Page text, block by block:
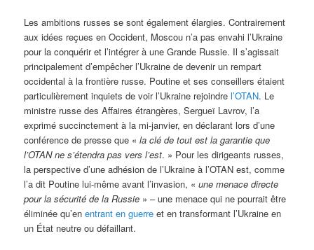
Les ambitions russes se sont également élargies. Contrairement
aux idées reçues en Occident, Moscou n’a pas envahi l’Ukraine
pour la conquérir et l’intégrer à une Grande Russie. Il s’agissait
principalement d’empêcher l’Ukraine de devenir un rempart
occidental à la frontière russe. Poutine et ses conseillers étaient
particulièrement inquiets de voir l’Ukraine rejoindrel’OTAN. Le
ministre russe des Affaires étrangères, Sergueï Lavrov, l’a
exprimé succinctement à la mi-janvier, en déclarant lors d’une
conférence de presse que «la clé de tout est la garantie que
l’OTAN ne s’étendra pas vers l’est. » Pour les dirigeants russes,
la perspective d’une adhésion de l’Ukraine à l’OTAN est, comme
l’a dit Poutine lui-même avant l’invasion, «une menace directe
pour la sécurité de la Russie » – une menace qui ne pourrait être
éliminée qu’enentrant en guerre et en transformant l’Ukraine en
un État neutre ou défaillant.